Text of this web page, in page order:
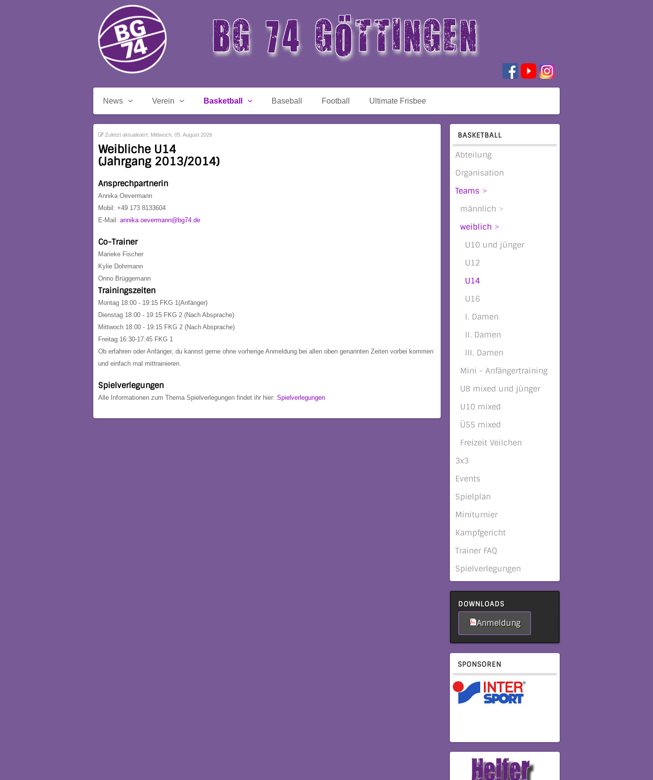
BG 74 GÖTTINGEN
News Verein Basketball Baseball Football Ultimate Frisbee
BASKETBALL
Abteilung
Organisation
Teams
männlich
weiblich
U10 und jünger
U12
U14
U16
I. Damen
II. Damen
III. Damen
Mini - Anfängertraining
U8 mixed und jünger
U10 mixed
Ü55 mixed
Freizeit Veilchen
3x3
Events
Spielplan
Miniturnier
Kampfgericht
Trainer FAQ
Spielverlegungen
DOWNLOADS
Anmeldung
SPONSOREN
Zuletzt aktualisiert: Mittwoch, 05. August 2026
Weibliche U14
(Jahrgang 2013/2014)
Ansprechpartnerin
Annika Oevermann
Mobil: +49 173 8133604
E-Mail: annika.oevermann@bg74.de
Co-Trainer
Marieke Fischer
Kylie Dohrmann
Onno Brüggemann
Trainingszeiten
Montag 18:00 - 19:15 FKG 1(Anfänger)
Dienstag 18:00 - 19:15 FKG 2 (Nach Absprache)
Mittwoch 18:00 - 19:15 FKG 2 (Nach Absprache)
Freitag 16:30-17:45 FKG 1
Ob erfahren oder Anfänger, du kannst gerne ohne vorherige Anmeldung bei allen oben genannten Zeiten vorbei kommen
und einfach mal mittrainieren.
Spielverlegungen
Alle Informationen zum Thema Spielverlegungen findet ihr hier: Spielverlegungen